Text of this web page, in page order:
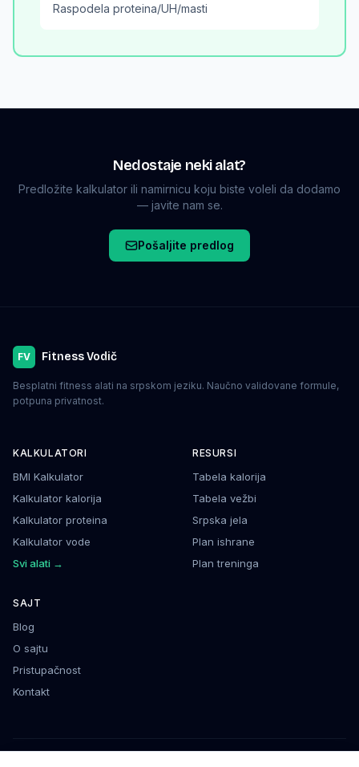
Raspodela proteina/UH/masti
Nedostaje neki alat?
Predložite kalkulator ili namirnicu koju biste voleli da dodamo
— javite nam se.
Pošaljite predlog
FV Fitness Vodič
Besplatni fitness alati na srpskom jeziku. Naučno validovane formule,
potpuna privatnost.
KALKULATORI
BMI Kalkulator
Kalkulator kalorija
Kalkulator proteina
Kalkulator vode
Svi alati →
RESURSI
Tabela kalorija
Tabela vežbi
Srpska jela
Plan ishrane
Plan treninga
SAJT
Blog
O sajtu
Pristupačnost
Kontakt